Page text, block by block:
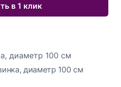
в 1 клик
диаметр 100 см